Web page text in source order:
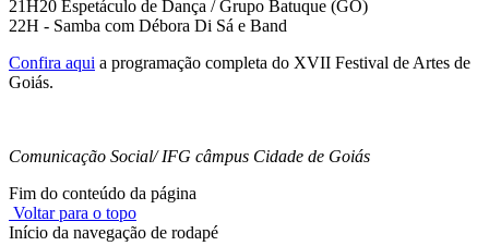
21H20 Espetáculo de Dança / Grupo Batuque (GO)
22H - Samba com Débora Di Sá e Band
Confira aqui a programação completa do XVII Festival de Artes de
Goiás.
Comunicação Social/ IFG câmpus Cidade de Goiás
Fim do conteúdo da página
Voltar para o topo
Início da navegação de rodapé